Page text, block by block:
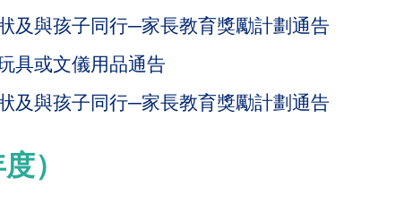
及與孩子同行─家長教育獎勵計劃通告
具或文儀用品通告
及與孩子同行─家長教育獎勵計劃通告
）